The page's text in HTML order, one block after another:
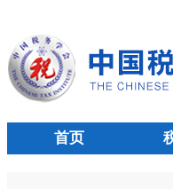
首页